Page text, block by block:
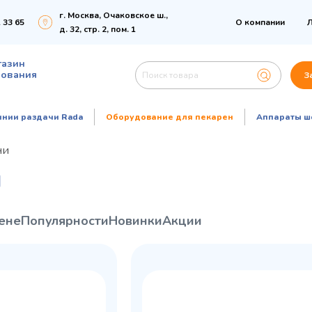
33 65
г. Москва, Очаковское ш.,
д. 32, стр. 2, пом. 1
О компании
раздачи Rada Оборудование для пекарен Аппараты
ПопулярностиНовинкиАкции